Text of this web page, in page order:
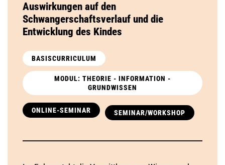
Auswirkungen auf den
Schwangerschaftsverlauf und die
Entwicklung des Kindes
BASISCURRICULUM
MODUL: THEORIE - INFORMATION -
GRUNDWISSEN
ONLINE-SEMINAR SEMINAR/WORKSHOP